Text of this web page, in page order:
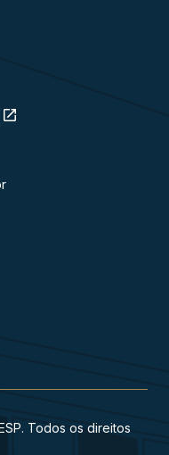
Todos os direitos